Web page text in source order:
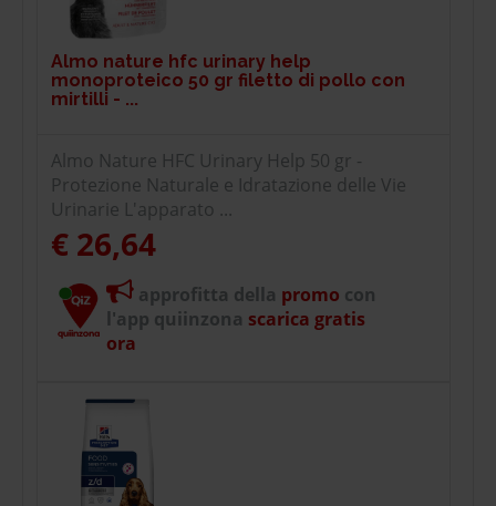
Almo nature hfc urinary help
monoproteico 50 gr filetto di pollo con
mirtilli - ...
Almo Nature HFC Urinary Help 50 gr -
Protezione Naturale e Idratazione delle Vie
Urinarie L'apparato ...
€ 26,64
approfitta della promo con
l'app quiinzona scarica gratis
ora